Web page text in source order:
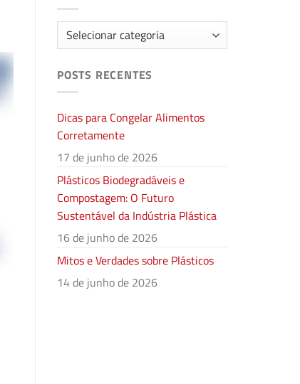
Categorias
POSTS RECENTES
Dicas para Congelar Alimentos
Corretamente
17 de junho de 2026
Plásticos Biodegradáveis e
Compostagem: O Futuro
Sustentável da Indústria Plástica
16 de junho de 2026
Mitos e Verdades sobre Plásticos
14 de junho de 2026